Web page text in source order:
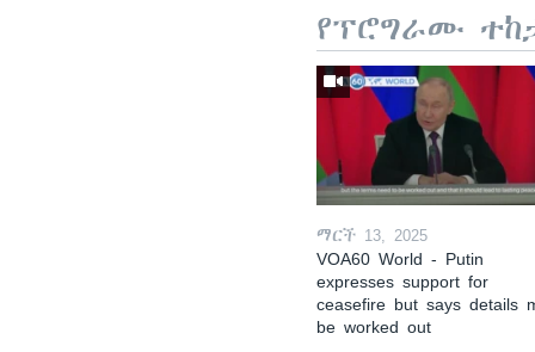
የፕሮግራሙ
ማርች 13, 2025
VOA60 World - Putin
expresses support for
ceasefire but says details
be worked out